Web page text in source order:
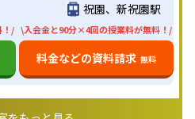
祝園、新祝園駅
！/ \入会金と90分×4回の授業料が無料！/
料金などの資料請求 無料